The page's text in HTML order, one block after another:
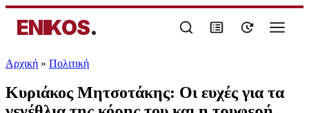
ENIKOS.
Αρχική » Πολιτική
Κυριάκος Μητσοτάκης: Οι ευχές για τα